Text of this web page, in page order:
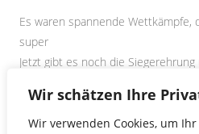
Wir schätzen Ihre
Wir verwenden Cookies, um
Es waren spannende Wettkämpfe,
super
Jetzt gibt es noch die
Gefeiert wird wie immer gemeinsam!!